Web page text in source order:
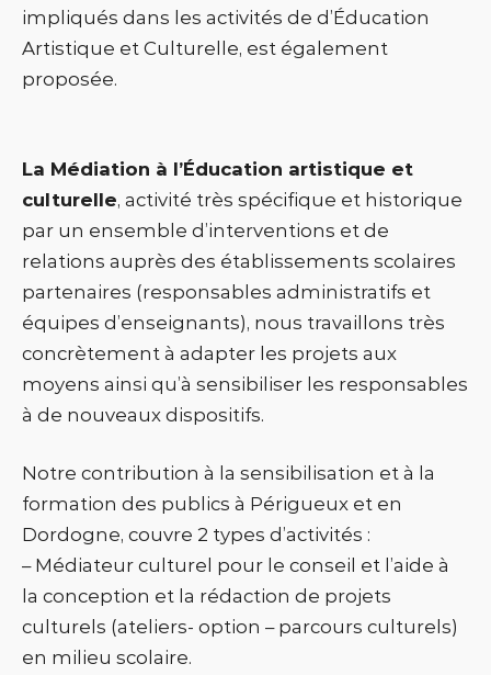
impliqués dans les activités de d’Éducation
Artistique et Culturelle, est également
proposée.
La Médiation à l’Éducation artistique et
culturelle, activité très spécifique et historique
par un ensemble d’interventions et de
relations auprès des établissements scolaires
partenaires (responsables administratifs et
équipes d’enseignants), nous travaillons très
concrètement à adapter les projets aux
moyens ainsi qu’à sensibiliser les responsables
à de nouveaux dispositifs.
Notre contribution à la sensibilisation et à la
formation des publics à Périgueux et en
Dordogne, couvre 2 types d’activités :
– Médiateur culturel pour le conseil et l’aide à
la conception et la rédaction de projets
culturels (ateliers- option – parcours culturels)
en milieu scolaire.